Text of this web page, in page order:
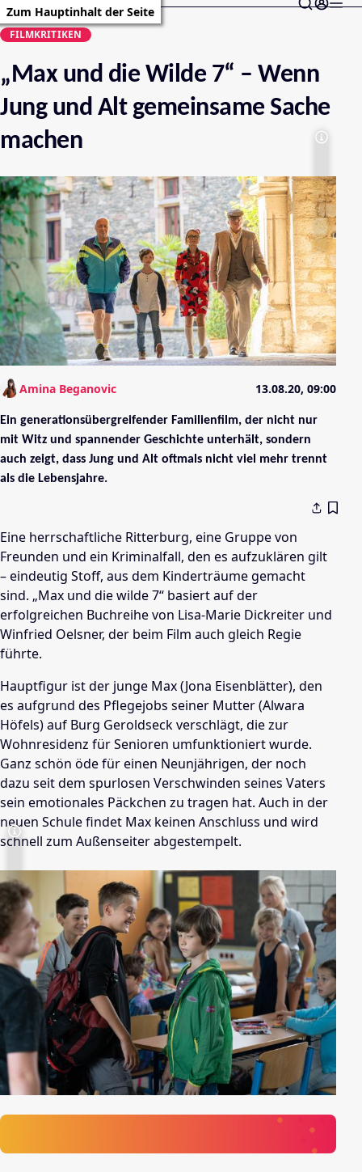
Zum Hauptinhalt der Seite
FILMKRITIKEN
„Max und die Wilde 7“ – Wenn
Jung und Alt gemeinsame Sache
machen
Amina Beganovic 13.08.20, 09:00
Ein generationsübergreifender Familienfilm, der nicht nur
mit Witz und spannender Geschichte unterhält, sondern
auch zeigt, dass Jung und Alt oftmals nicht viel mehr trennt
als die Lebensjahre.
Eine herrschaftliche Ritterburg, eine Gruppe von
Freunden und ein Kriminalfall, den es aufzuklären gilt
– eindeutig Stoff, aus dem Kinderträume gemacht
sind. „Max und die wilde 7“ basiert auf der
erfolgreichen Buchreihe von Lisa-Marie Dickreiter und
Winfried Oelsner, der beim Film auch gleich Regie
führte.
Hauptfigur ist der junge Max (Jona Eisenblätter), den
es aufgrund des Pflegejobs seiner Mutter (Alwara
Höfels) auf Burg Geroldseck verschlägt, die zur
Wohnresidenz für Senioren umfunktioniert wurde.
Ganz schön öde für einen Neunjährigen, der noch
dazu seit dem spurlosen Verschwinden seines Vaters
sein emotionales Päckchen zu tragen hat. Auch in der
neuen Schule findet Max keinen Anschluss und wird
schnell zum Außenseiter abgestempelt.